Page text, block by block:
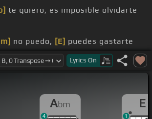
te quiero, es imposible olvidarte
no puedo, [E] puedes gastarte
intento
tan necios y aceptar que ya[B]
dejarnos ir, es algo difícil
Lyrics On
Abm
4
E
1